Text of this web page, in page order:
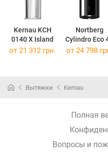
Kernau KCH
0140 X Island
Nortberg
Cylindro Eco
от 21 312 грн. от 24 798
Вытяжки Kernau
Полная
Вопросы и